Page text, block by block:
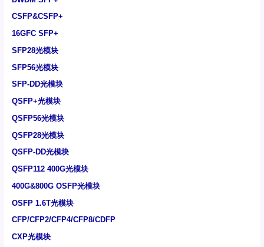
CSFP&CSFP+
16GFC SFP+
SFP28光模块
SFP56光模块
SFP-DD光模块
QSFP+光模块
QSFP56光模块
QSFP28光模块
QSFP-DD光模块
QSFP112 400G光模块
400G&800G OSFP光模块
OSFP 1.6T光模块
CFP/CFP2/CFP4/CFP8/CDFP
CXP光模块